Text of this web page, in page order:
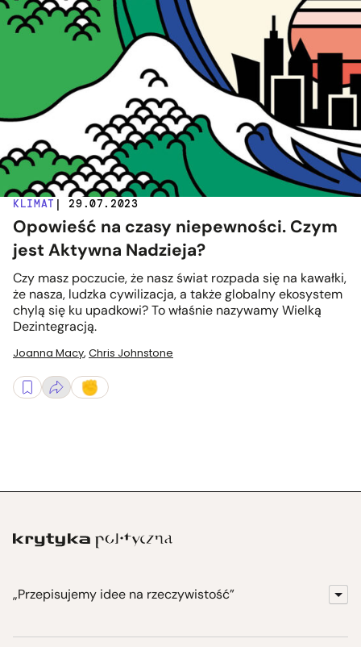
KLIMAT | 29.07.2023
Opowieść na czasy niepewności. Czym
jest Aktywna Nadzieja?
Czy masz poczucie, że nasz świat rozpada się na kawałki,
że nasza, ludzka cywilizacja, a także globalny ekosystem
chylą się ku upadkowi? To właśnie nazywamy Wielką
Dezintegracją.
Joanna Macy, Chris Johnstone
„Przepisujemy idee na rzeczywistość”